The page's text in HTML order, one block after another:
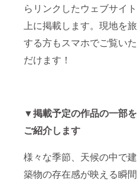
らリンクしたウェブサイト
上に掲載します。現地を旅
する方もスマホでご覧いた
だけます！
▼掲載予定の作品の一部を
ご紹介します
様々な季節、天候の中で建
築物の存在感が映える瞬間